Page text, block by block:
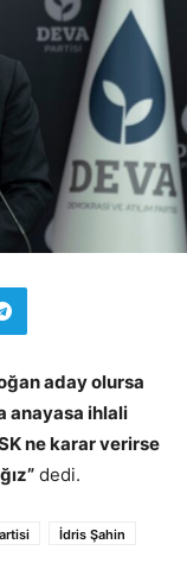
aday olursa
anayasa ihlali
ne karar verirse
dedi.
İdris Şahin